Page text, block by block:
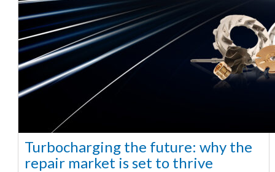
Turbocharging the future: why the
repair market is set to thrive